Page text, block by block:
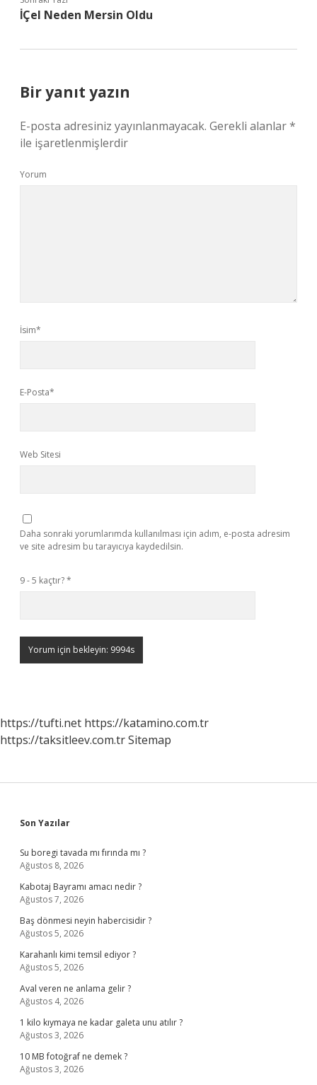
İÇel Neden Mersin Oldu
Bir yanıt yazın
E-posta adresiniz yayınlanmayacak. Gerekli alanlar*
ile işaretlenmişlerdir
Yorum
İsim*
E-Posta*
Web Sitesi
Daha sonraki yorumlarımda kullanılması için adım, e-posta adresim
ve site adresim bu tarayıcıya kaydedilsin.
9 - 5 kaçtır?*
https://tufti.net https://katamino.com.tr
https://taksitleev.com.trSitemap
Sidebar
Son Yazılar
Su boregi tavada mı fırında mı ?
Ağustos 8, 2026
Kabotaj Bayramı amacı nedir ?
Ağustos 7, 2026
Baş dönmesi neyin habercisidir ?
Ağustos 5, 2026
Karahanlı kimi temsil ediyor ?
Ağustos 5, 2026
Aval veren ne anlama gelir ?
Ağustos 4, 2026
1 kilo kıymaya ne kadar galeta unu atılır ?
Ağustos 3, 2026
10 MB fotoğraf ne demek ?
Ağustos 3, 2026